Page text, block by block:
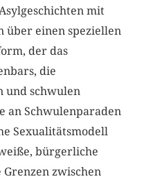
mit
über einen speziellen
der das
die
und schwulen
an Schwulenparaden
Sexualitätsmodell
bürgerliche
zwischen